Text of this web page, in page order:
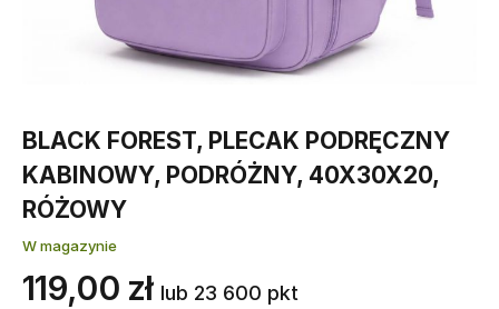
BLACK FOREST, PLECAK PODRĘCZNY
KABINOWY, PODRÓŻNY, 40X30X20,
RÓŻOWY
W magazynie
119,00 zł lub 23 600 pkt